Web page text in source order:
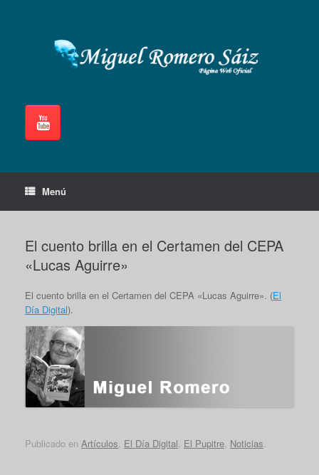
Menú
El cuento brilla en el Certamen del CEPA
«Lucas Aguirre»
El cuento brilla en el Certamen del CEPA «Lucas Aguirre». (El
Día Digital).
Publicado en Artículos El Día Digital El Pupitre Noticias